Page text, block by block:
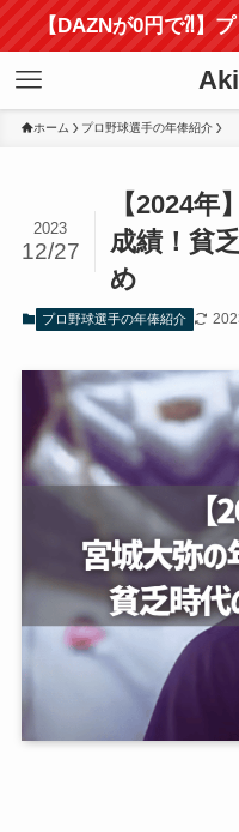
【DAZNが0円で⁈】
ホーム プロ野球選手の年俸紹介
【2024年
成績！貧
め
2023
12/27
プロ野球選手の年俸紹介